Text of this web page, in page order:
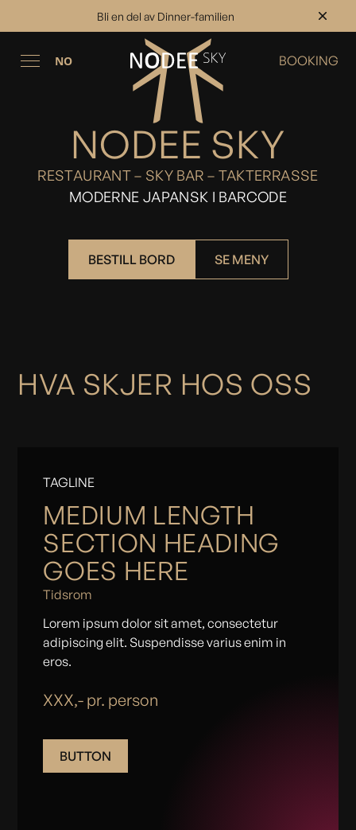
Bli en del av Dinner-familien
NO BOOKING
NODEE SKY
RESTAURANT – SKY BAR – TAKTERRASSE
MODERNE JAPANSK I BARCODE
BESTILL BORD SE MENY
HVA SKJER HOS OSS
TAGLINE
MEDIUM LENGTH
SECTION HEADING
GOES HERE
Tidsrom
Lorem ipsum dolor sit amet, consectetur
adipiscing elit. Suspendisse varius enim in
eros.
XXX,- pr. person
BUTTON